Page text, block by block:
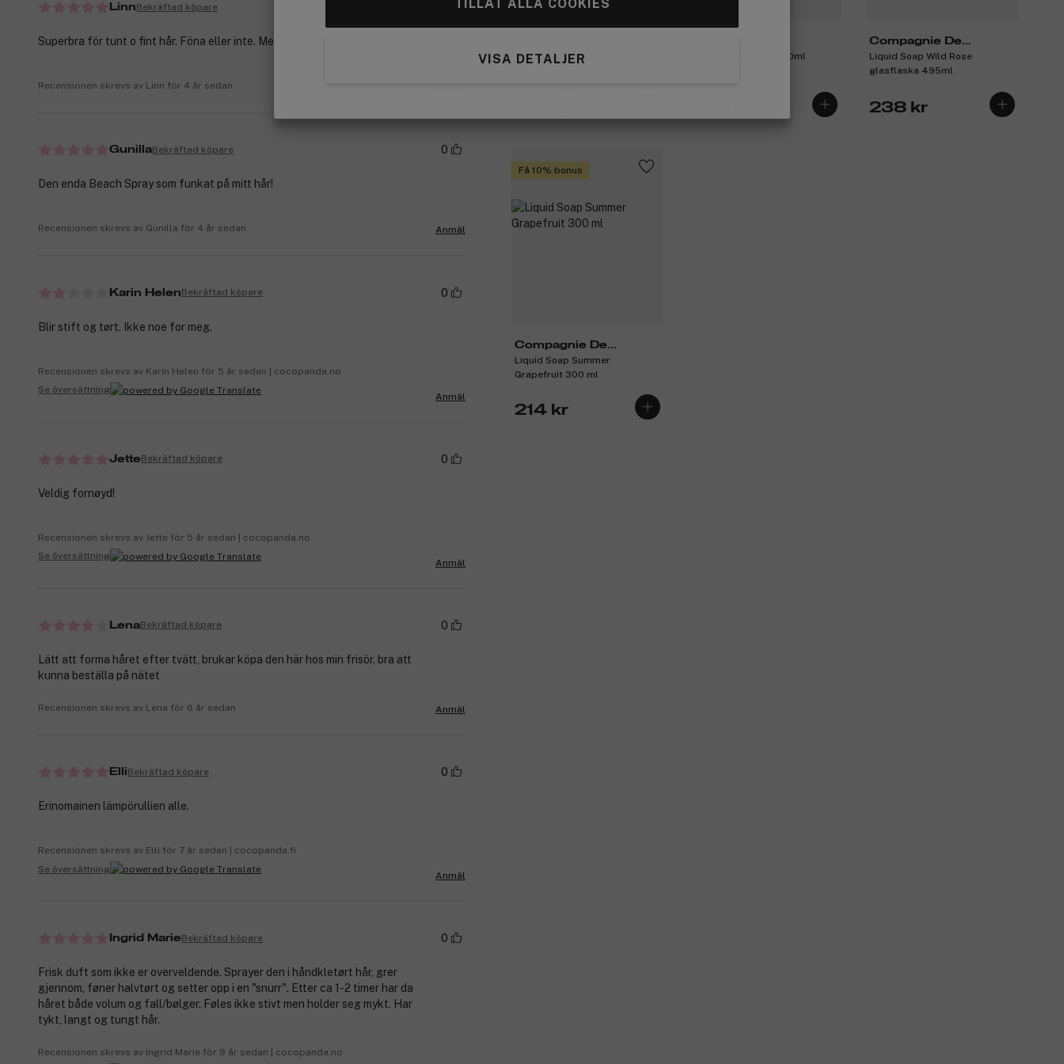
TILLÅT ALLA COOKIES
VISA DETALJER
Healing Style Foundation
Comforting Toner 200ml
Compagnie De
Provence
Liquid Soap Wild Rose
glasflaska 495ml
238 kr
Få 10% bonus
Compagnie De
Provence
Liquid Soap Summer
Grapefruit 300 ml
214 kr
LinnBekräftad köpare
Superbra för tunt o fint hår. Föna eller inte. Men med fönar blir det bäst;)
Recensionen skrevs av Linn för 4 år sedan
GunillaBekräftad köpare 0
Den enda Beach Spray som funkat på mitt hår!
Recensionen skrevs av Gunilla för 4 år sedan Anmäl
Karin HelenBekräftad köpare 0
Blir stift og tørt. Ikke noe for meg.
Recensionen skrevs av Karin Helen för 5 år sedan | cocopanda.no
Se översättning
Anmäl
JetteBekräftad köpare 0
Veldig fornøyd!
Recensionen skrevs av Jette för 5 år sedan | cocopanda.no
Se översättning
Anmäl
LenaBekräftad köpare 0
Lätt att forma håret efter tvätt, brukar köpa den här hos min frisör, bra att
kunna beställa på nätet
Recensionen skrevs av Lena för 6 år sedan Anmäl
ElliBekräftad köpare 0
Erinomainen lämpörullien alle.
Recensionen skrevs av Elli för 7 år sedan | cocopanda.fi
Se översättning
Anmäl
Ingrid MarieBekräftad köpare 0
Frisk duft som ikke er overveldende. Sprayer den i håndkletørt hår, grer
gjennom, føner halvtørt og setter opp i en "snurr". Etter ca 1-2 timer har da
håret både volum og fall/bølger. Føles ikke stivt men holder seg mykt. Har
tykt, langt og tungt hår.
Recensionen skrevs av Ingrid Marie för 9 år sedan | cocopanda.no